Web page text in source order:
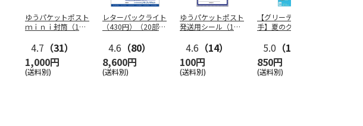
ゆうパケットポスト
ｍｉｎｉ封筒（1個
4.7 （31）
1,000円
(送料別)
レターパックライト
（430円）（20部セ
4.6 （80）
8,600円
(送料別)
ゆうパケットポスト
発送用シール（1個
4.6 （14）
100円
(送料別)
【グリーティング切
手】夏のグリーティ
5.0 （10）
850円
(送料別)